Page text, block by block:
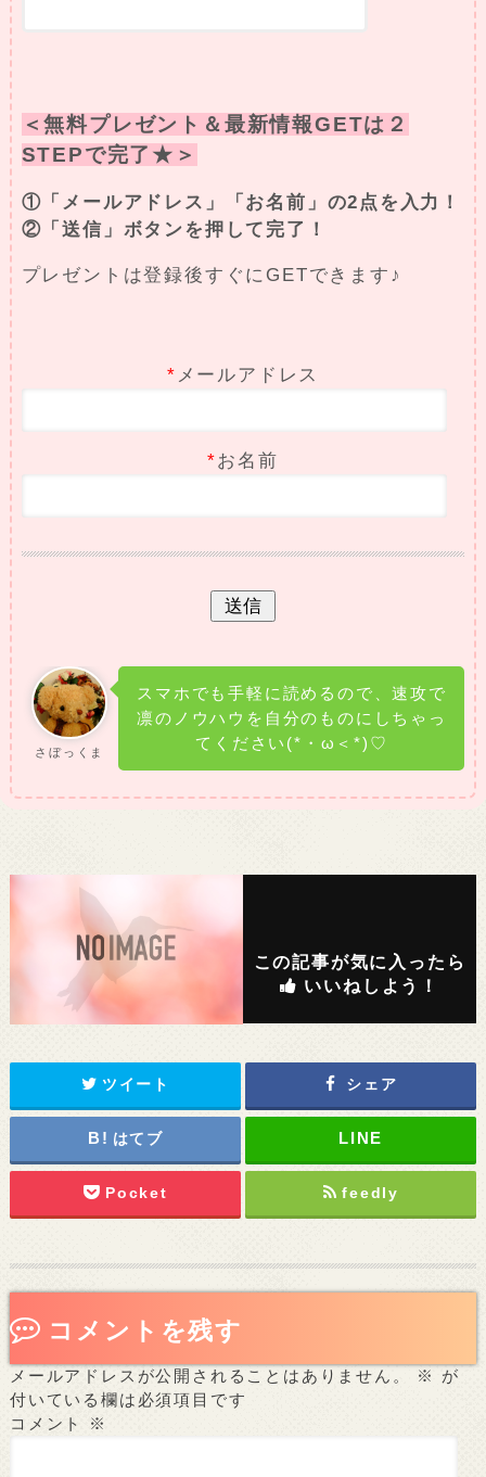
＜無料プレゼント＆最新情報GETは２
STEPで完了★＞
①「メールアドレス」「お名前」の2点を入力！
②「送信」ボタンを押して完了！
プレゼントは登録後すぐにGETできます♪
* メールアドレス
*お名前
さぼっくま
スマホでも手軽に読めるので、速攻で
凛のノウハウを自分のものにしちゃっ
てください(*・ω＜*)♡
この記事が気に入ったら
いいねしよう！
ツイート シェア
はてブ
Pocket feedly
コメントを残す
メールアドレスが公開されることはありません。 ※
が
付いている欄は必須項目です
コメント
※